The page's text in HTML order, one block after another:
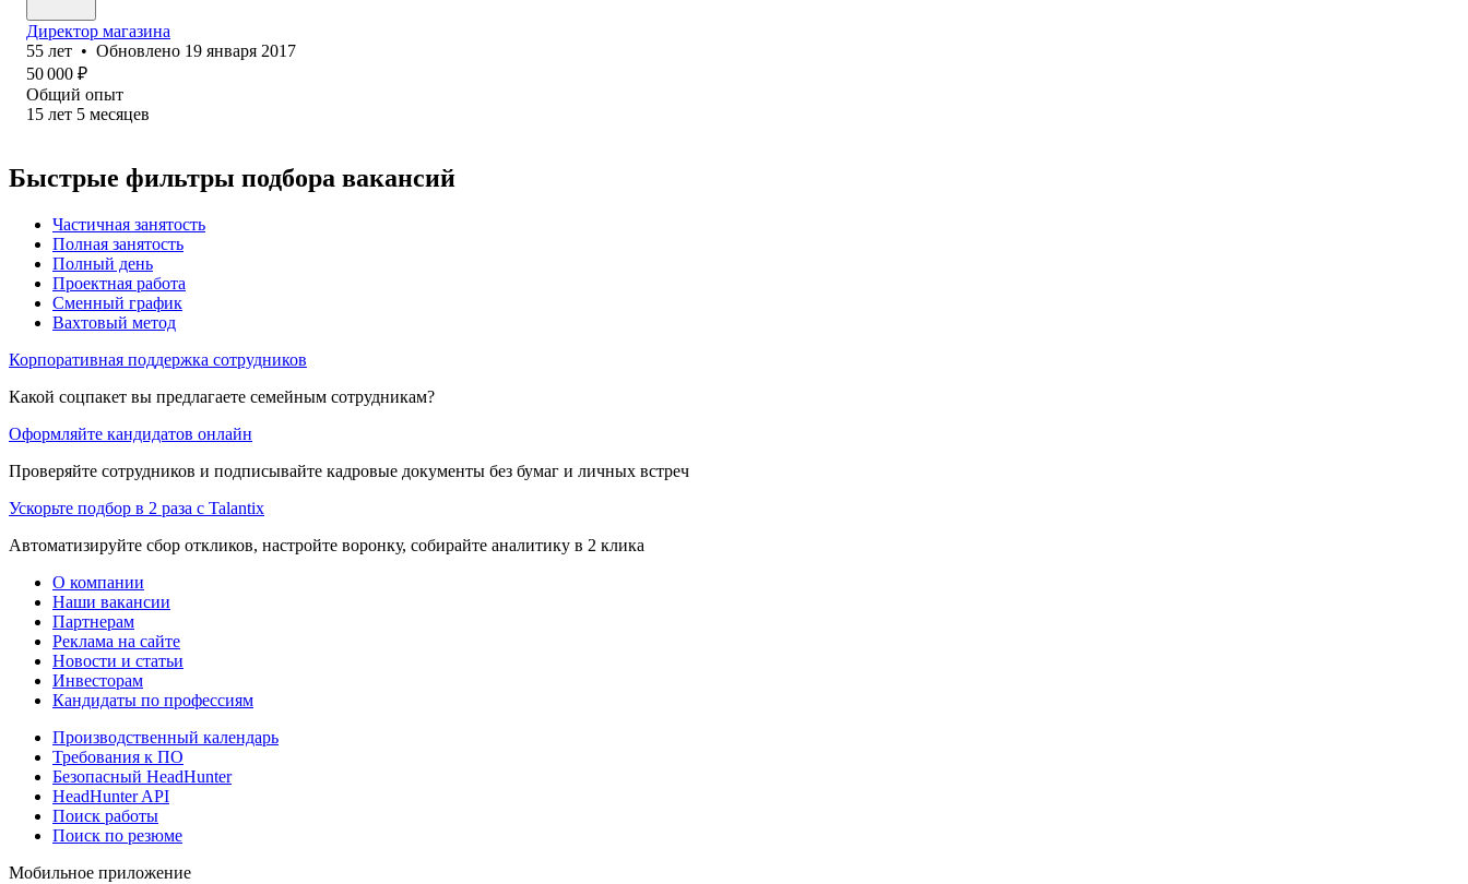
Директор магазина
55 лет • Обновлено 19 января 2017
50 000 ₽
Общий опыт
15 лет 5 месяцев
Быстрые фильтры подбора вакансий
Частичная занятость
Полная занятость
Полный день
Проектная работа
Сменный график
Вахтовый метод
Корпоративная поддержка сотрудников
Какой соцпакет вы предлагаете семейным сотрудникам?
Оформляйте кандидатов онлайн
Проверяйте сотрудников и подписывайте кадровые документы без бумаг и личных встреч
Ускорьте подбор в 2 раза с Talantix
Автоматизируйте сбор откликов, настройте воронку, собирайте аналитику в 2 клика
О компании
Наши вакансии
Партнерам
Реклама на сайте
Новости и статьи
Инвесторам
Кандидаты по профессиям
Производственный календарь
Требования к ПО
Безопасный HeadHunter
HeadHunter API
Поиск работы
Поиск по резюме
Мобильное приложение